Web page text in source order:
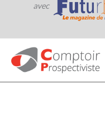
avec